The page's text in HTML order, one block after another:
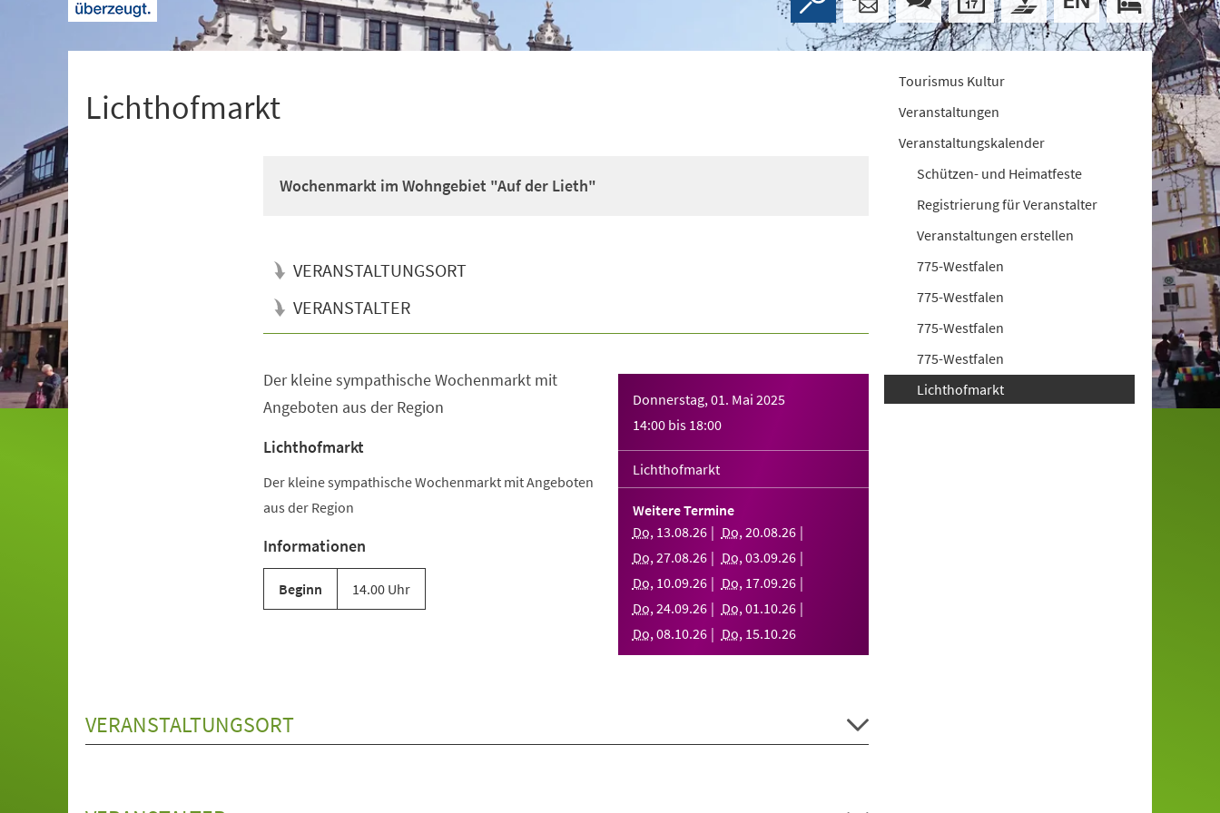
Lichthofmarkt
Wochenmarkt im Wohngebiet "Auf der Lieth"
VERANSTALTUNGSORT
VERANSTALTER
Donnerstag, 01. Mai 2025
14:00 bis 18:00
Lichthofmarkt
Weitere Termine
Do, 13.08.26 Do,20.08.26
Do,27.08.26 Do,03.09.26
Do, 10.09.26 Do, 17.09.26
Do,24.09.26 Do,01.10.26
Do,08.10.26 Do, 15.10.26
Der kleine sympathische Wochenmarkt mit
Angeboten aus der Region
Lichthofmarkt
Der kleine sympathische Wochenmarkt mit Angeboten
aus der Region
Informationen
Beginn 14.00 Uhr
VERANSTALTUNGSORT
Tourismus Kultur
Veranstaltungen
Veranstaltungskalender
Schützen- und Heimatfeste
Registrierung für Veranstalter
Veranstaltungen erstellen
775-Westfalen
775-Westfalen
775-Westfalen
775-Westfalen
Lichthofmarkt